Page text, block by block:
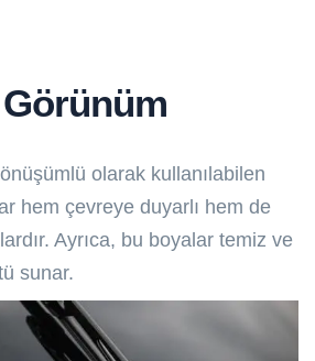
olarak kullanılabilen
hem çevreye duyarlı hem de
Ayrıca, bu boyalar temiz ve
sunar.